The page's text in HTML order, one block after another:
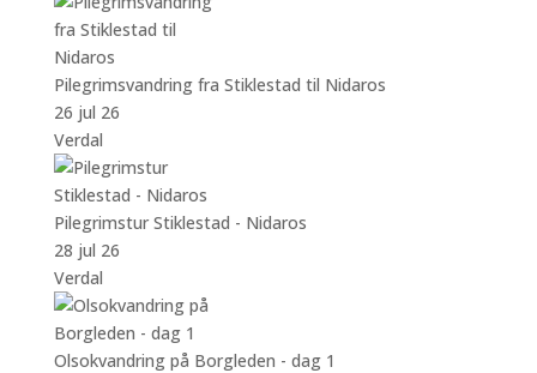
Pilegrimsvandring fra Stiklestad til Nidaros
26 jul 26
Verdal
Pilegrimstur Stiklestad - Nidaros
28 jul 26
Verdal
Olsokvandring på Borgleden - dag 1